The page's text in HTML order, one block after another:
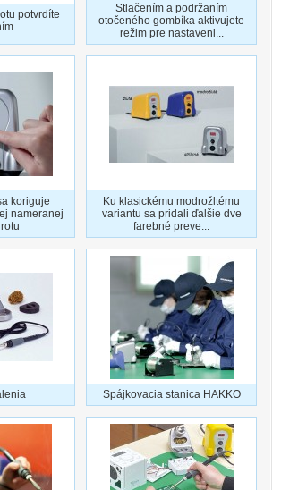
potvrdíte
Stlačením a podržaním
otočeného gombíka aktivujete
režim pre nastaveni...
koriguje
nameranej
Ku klasickému modrožltému
variantu sa pridali ďalšie dve
farebné preve...
Spájkovacia stanica HAKKO